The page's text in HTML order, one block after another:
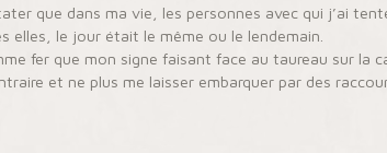
que dans ma vie, les personnes avec qui j’ai
elles, le jour était le même ou le lendemain.
fer que mon signe faisant face au taureau sur
et ne plus me laisser embarquer par des